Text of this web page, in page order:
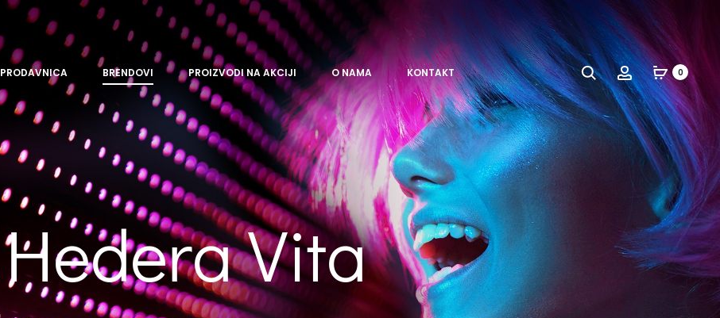
PRODAVNICA BRENDOVI PROIZVODI NA AKCIJI O NAMA KONTAKT SearchAccount0
Hedera Vita